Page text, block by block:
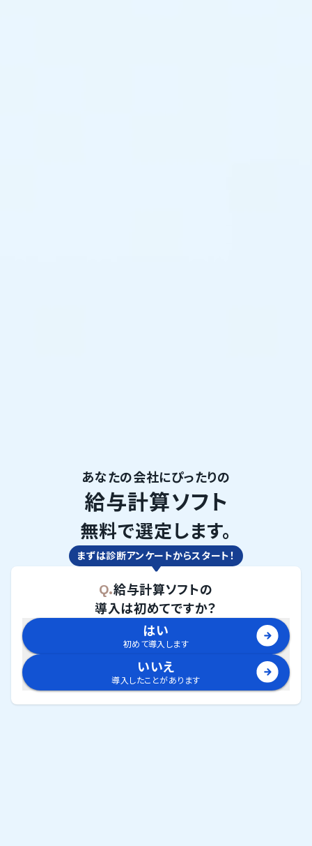
あなたの会社にぴったりの
給与計算ソフト
無料で選定します。
まずは診断アンケートからスタート！
Q.給与計算ソフトの
導入は初めてですか？
はい
初めて導入します
いいえ
導入したことがあります